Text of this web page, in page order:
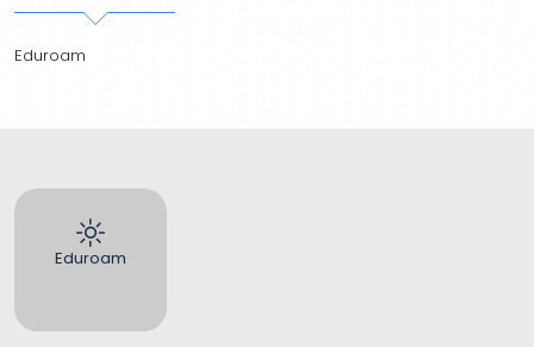
Eduroam
Eduroam